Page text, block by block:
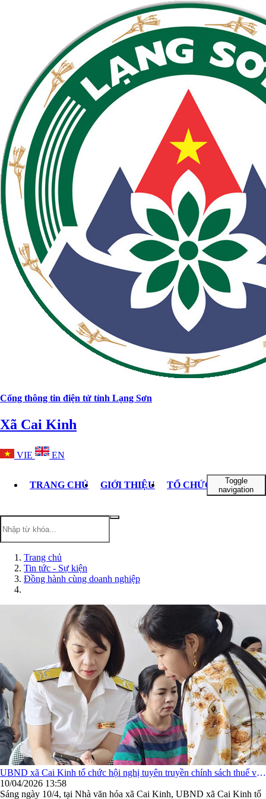
Cổng thông tin điện tử tỉnh Lạng Sơn
Xã Cai Kinh
VIE EN
TRANG CHỦ GIỚI THIỆU TỔ CHỨC BỘ MÁY
Toggle
navigation
Trang chủ
Tin tức - Sự kiện
Đồng hành cùng doanh nghiệp
UBND xã Cai Kinh tổ chức hội nghị tuyên truyền chính sách thuế và
chuyển đổi mô hình hộ kinh doanh sang doanh nghiệp
10/04/2026 13:58
Sáng ngày 10/4, tại Nhà văn hóa xã Cai Kinh, UBND xã Cai Kinh tổ